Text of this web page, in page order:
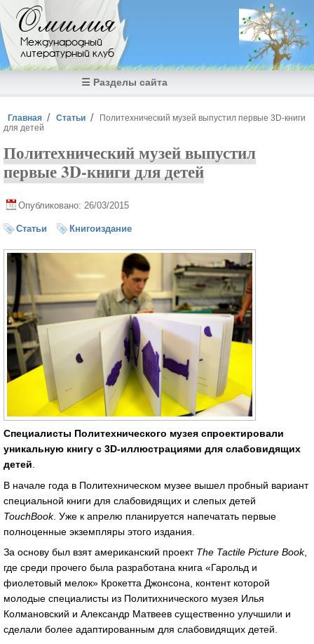
Перейти к основному содержанию
Омилия
Международный
литературный клуб
☰ Разделы сайта
Вы здесь
Главная Статьи
Политехнический музей выпустил первые 3D-книги
для детей
Политехнический музей выпустил
первые 3D-книги для детей
Опубликовано: 26/03/2015
Статьи Книгоиздание
Специалисты Политехнического музея спроектировали
уникальную книгу с 3D-иллюстрациями для слабовидящих
детей
В начале года в Политехническом музее вышел пробный вариант
специальной книги для слабовидящих и слепых детей
TouchВook. Уже к апрелю планируется напечатать первые
полноценные экземпляры этого издания.
За основу был взят американский проект The Tactile Picture Book,
где среди прочего была разработана книга «Гарольд и
фиолетовый мелок» Крокетта Джонсона, контент которой
молодые специалисты из Политихнического музея Илья
Колмановский и Александр Матвеев существенно улучшили и
сделали более адаптированным для слабовидящих детей.